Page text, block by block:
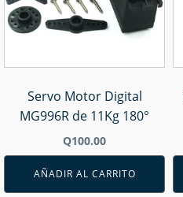
Servo Motor Digital
MG996R de 11Kg 180°
Q100.00
AÑADIR AL CARRITO